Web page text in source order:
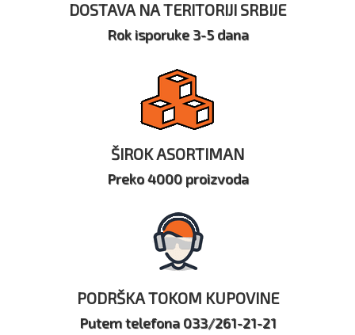
DOSTAVA NA TERITORIJI SRBIJE
Rok isporuke 3-5 dana
ŠIROK ASORTIMAN
Preko 4000 proizvoda
PODRŠKA TOKOM KUPOVINE
Putem telefona 033/261-21-21